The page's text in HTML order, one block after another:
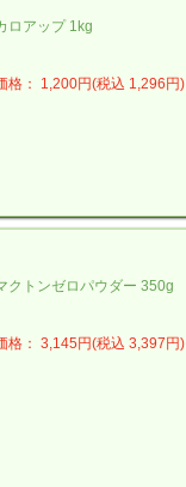
ロアップ 1kg
格： 1,200円(税込 1,296円)
クトンゼロパウダー 350g
格： 3,145円(税込 3,397円)